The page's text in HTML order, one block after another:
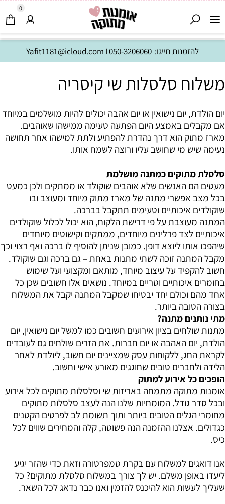
להזמנות חייגו: Yafit1181@icloud.com I050-3206060
0
משלוח סלסלות שי קיסריה
יום הולדת, יום נישואין או יום אהבה יכולים להיות מושלמים במיוחד
אם מקבלים באמצע היום הפתעה טעימה ממישהו שאוהבים.
מארז מתוק הוא דרך נהדרת להפתיע ולתת למישהו אחר תחושה
נעימה שיש מי שחושב עליו ורוצה לשמח אותו.
סלסלת מתוקים כמתנה מושלמת
מעטים הם האנשים שלא אוהבים שוקולד או ממתקים ולכן כמעט
בכל מצב אפשרי מתנה של מארז מתוק מיוחד ומעוצב ובו
שוקולדים איכותיים וטעימים תתקבל בברכה.
המתנה מעוצבת על פי דרישת הלקוח, הוא יכול לכלול שוקולדים
איכותיים לצד פרלינים מיוחדים, ממתקים וקישוטים מיוחדים
שיהפכו אותו ליוצא דופן. כמובן שניתן להוסיף לו ברכה ואף רצוי וכך
מקבל המתנה זוכה לשתי מתנות באחת – גם ברכה וגם שוקולד.
חשוב להקפיד על עיצוב מיוחד, מותאם ומקצועי ועל שימוש
בחומרים איכותיים וטריים במיוחד. נושאים אלו חשובים שכן כל
אחד מהם וכולם יחד יבטיחו שמקבל המתנה יקבל את המשלוח
בצורה הטובה ביותר.
מתי נותנים מתנה?
מתנות שולחים בציון אירועים חשובים כמו למשל יום נישואין, יום
הולדת, יום האהבה או יום חברות. את הזרים שולחים גם לעובדים
לקראת החג, ללקוחות עסק שמציינים יום חשוב, ליולדת לאחר
הלידה ולחברים טובים שחוגגים מאורע אישי וחשוב.
הופכים כל אירוע למתוק
אומנות מתוקה מתמחה באריזות שי וסלסלות מתוקים לכל אירוע
ובכל סדר גודל. המומחיות שלנו הנה לעצב סלסלות מתוקים
מחומרי הגלים הטובים ביותר ותוך תשומת לב לפרטים הקטנים
כגדולים. אצלנו ההזמנה הנה פשוטה, קלה והמחירים שווים לכל
כיס.
אנו דואגים למשלוח עם בקרת טמפרטורה וזאת כדי שהזר יגיע
ליעדו באופן משלם. יש לך צורך במשלוח סלסלת מתוקים? כל
שעליך לעשות הוא להיכנס להזמין ואנו כבר נדאג לכל השאר.